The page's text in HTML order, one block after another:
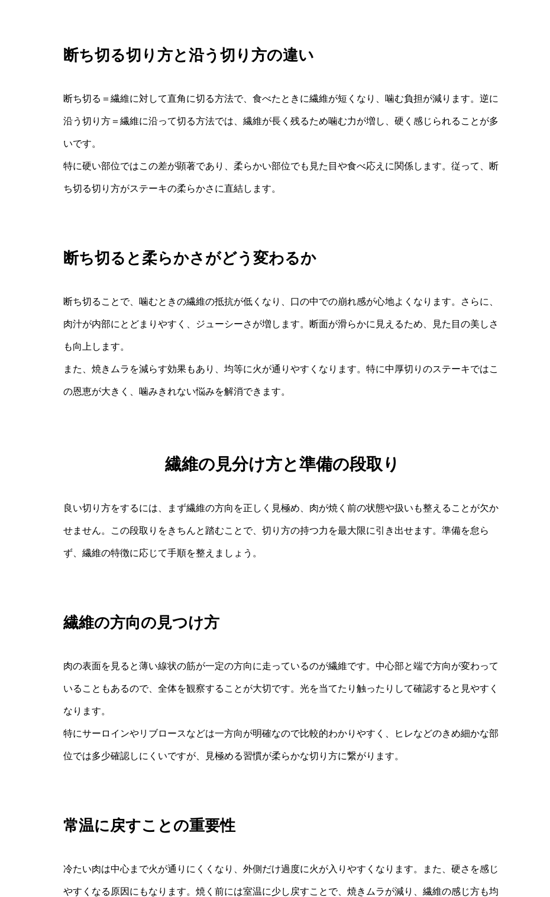
断ち切る切り方と沿う切り方の違い
断ち切る＝繊維に対して直角に切る方法で、食べたときに繊維が短くなり、噛む負担が減ります。逆に
沿う切り方＝繊維に沿って切る方法では、繊維が長く残るため噛む力が増し、硬く感じられることが多
いです。
特に硬い部位ではこの差が顕著であり、柔らかい部位でも見た目や食べ応えに関係します。従って、断
ち切る切り方がステーキの柔らかさに直結します。
断ち切ると柔らかさがどう変わるか
断ち切ることで、噛むときの繊維の抵抗が低くなり、口の中での崩れ感が心地よくなります。さらに、
肉汁が内部にとどまりやすく、ジューシーさが増します。断面が滑らかに見えるため、見た目の美しさ
も向上します。
また、焼きムラを減らす効果もあり、均等に火が通りやすくなります。特に中厚切りのステーキではこ
の恩恵が大きく、噛みきれない悩みを解消できます。
繊維の見分け方と準備の段取り
良い切り方をするには、まず繊維の方向を正しく見極め、肉が焼く前の状態や扱いも整えることが欠か
せません。この段取りをきちんと踏むことで、切り方の持つ力を最大限に引き出せます。準備を怠ら
ず、繊維の特徴に応じて手順を整えましょう。
繊維の方向の見つけ方
肉の表面を見ると薄い線状の筋が一定の方向に走っているのが繊維です。中心部と端で方向が変わって
いることもあるので、全体を観察することが大切です。光を当てたり触ったりして確認すると見やすく
なります。
特にサーロインやリブロースなどは一方向が明確なので比較的わかりやすく、ヒレなどのきめ細かな部
位では多少確認しにくいですが、見極める習慣が柔らかな切り方に繋がります。
常温に戻すことの重要性
冷たい肉は中心まで火が通りにくくなり、外側だけ過度に火が入りやすくなります。また、硬さを感じ
やすくなる原因にもなります。焼く前には室温に少し戻すことで、焼きムラが減り、繊維の感じ方も均